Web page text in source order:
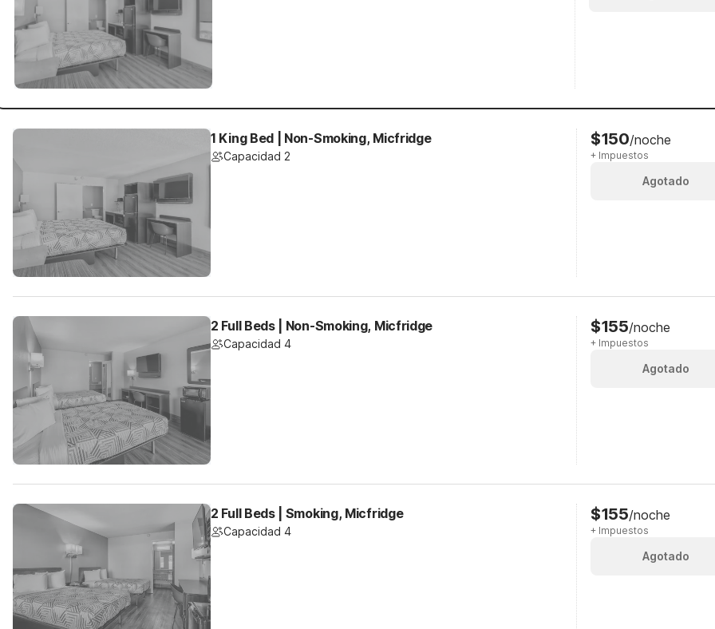
1 King Bed | Non-Smoking, Micfridge
Capacidad 2
$150/noche
+ Impuestos
Agotado
2 Full Beds | Non-Smoking, Micfridge
Capacidad 4
$155/noche
+ Impuestos
Agotado
2 Full Beds | Smoking, Micfridge
Capacidad 4
$155/noche
+ Impuestos
Agotado